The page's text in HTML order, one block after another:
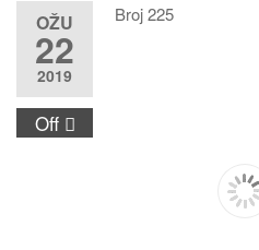
OŽU
22
2019
Off
Broj 225